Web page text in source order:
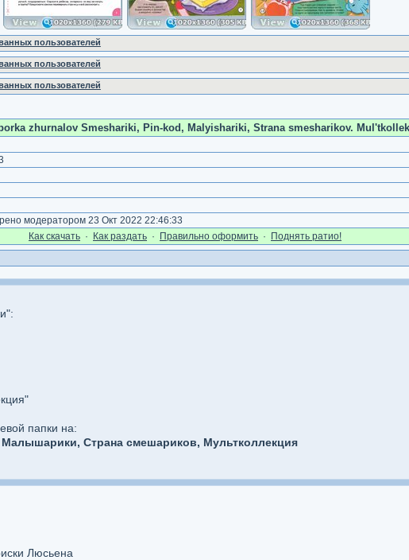
пользователей
пользователей
пользователей
zhurnalov Smeshariki, Pin-kod, Malyishariki, Strana smesharikov.
модератором 23 Окт 2022 22:46:33
Как cкачать · Как раздать · Правильно оформить · Поднять ратио!
папки на:
Страна смешариков, Мультколлекция
Люсьена